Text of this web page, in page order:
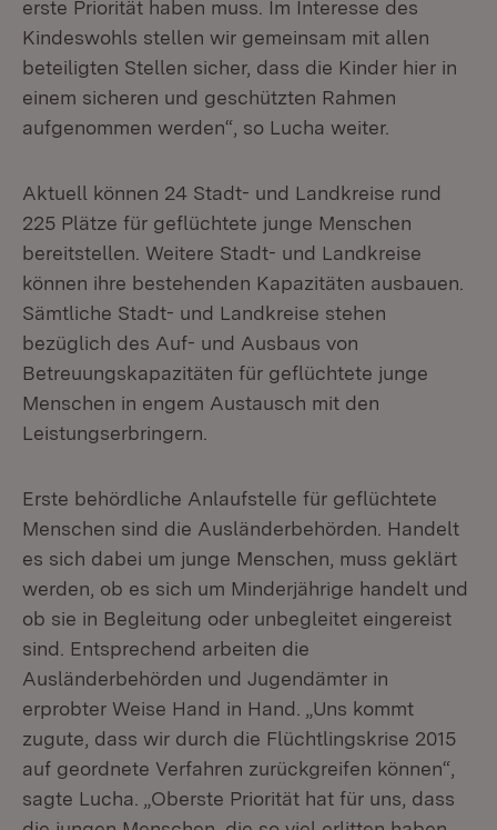
erste Priorität haben muss. Im Interesse des
Kindeswohls stellen wir gemeinsam mit allen
beteiligten Stellen sicher, dass die Kinder hier in
einem sicheren und geschützten Rahmen
aufgenommen werden“, so Lucha weiter.
Aktuell können 24 Stadt- und Landkreise rund
225 Plätze für geflüchtete junge Menschen
bereitstellen. Weitere Stadt- und Landkreise
können ihre bestehenden Kapazitäten ausbauen.
Sämtliche Stadt- und Landkreise stehen
bezüglich des Auf- und Ausbaus von
Betreuungskapazitäten für geflüchtete junge
Menschen in engem Austausch mit den
Leistungserbringern.
Erste behördliche Anlaufstelle für geflüchtete
Menschen sind die Ausländerbehörden. Handelt
es sich dabei um junge Menschen, muss geklärt
werden, ob es sich um Minderjährige handelt und
ob sie in Begleitung oder unbegleitet eingereist
sind. Entsprechend arbeiten die
Ausländerbehörden und Jugendämter in
erprobter Weise Hand in Hand. „Uns kommt
zugute, dass wir durch die Flüchtlingskrise 2015
auf geordnete Verfahren zurückgreifen können“,
sagte Lucha. „Oberste Priorität hat für uns, dass